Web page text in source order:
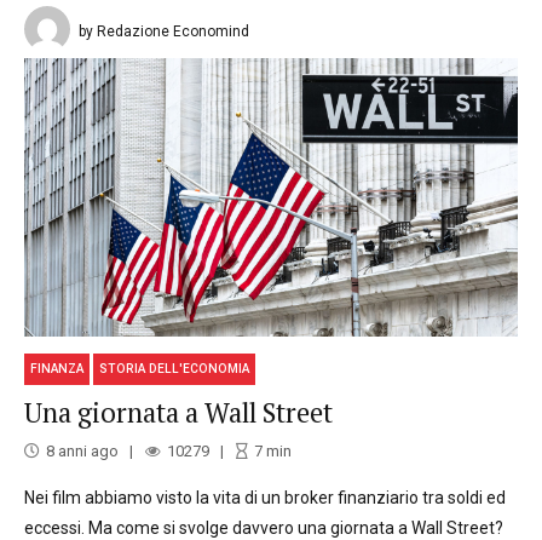
by Redazione Economind
FINANZA STORIA DELL'ECONOMIA
Una giornata a Wall Street
8 anni ago 10279 7min
Nei film abbiamo visto la vita di un broker finanziario tra soldi ed
eccessi. Ma come si svolge davvero una giornata a Wall Street?